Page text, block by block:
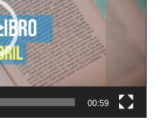
00:59